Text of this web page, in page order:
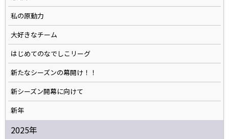
私の原動力
大好きなチーム
はじめてのなでしこリーグ
新たなシーズンの幕開け！！
新シーズン開幕に向けて
新年
2025年